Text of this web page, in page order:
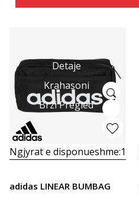
Detaje
Krahasoni
Brzi Pregled
Ngjyrat e disponueshme:1
adidas LINEAR BUMBAG